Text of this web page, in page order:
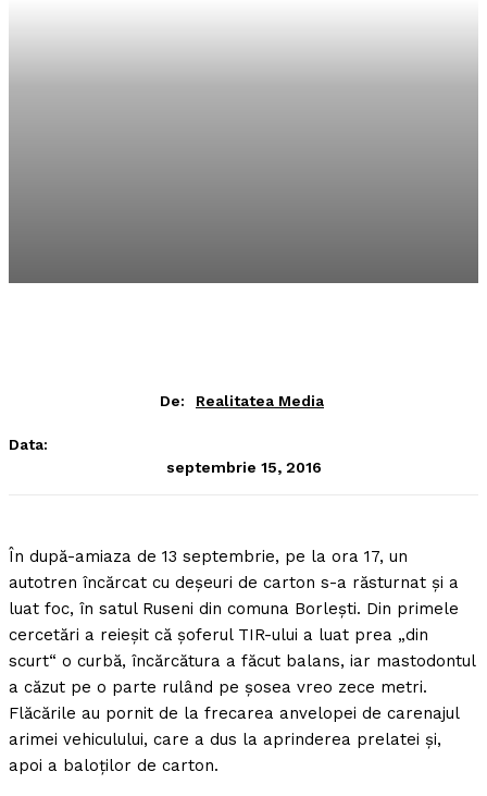
De: Realitatea Media
Data:
septembrie 15, 2016
În după-amiaza de 13 septembrie, pe la ora 17, un
autotren încărcat cu deşeuri de carton s-a răsturnat şi a
luat foc, în satul Ruseni din comuna Borleşti. Din primele
cercetări a reieşit că şoferul TIR-ului a luat prea „din
scurt“ o curbă, încărcătura a făcut balans, iar mastodontul
a căzut pe o parte rulând pe şosea vreo zece metri.
Flăcările au pornit de la frecarea anvelopei de carenajul
arimei vehiculului, care a dus la aprinderea prelatei şi,
apoi a baloţilor de carton.